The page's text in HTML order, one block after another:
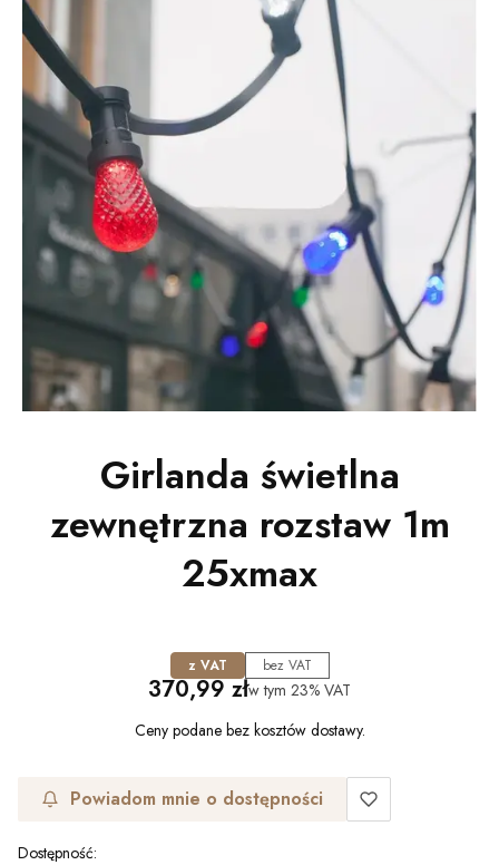
Girlanda świetlna
zewnętrzna rozstaw 1m
25xmax
z VAT bez VAT
Cena
370,99 złw tym 23% VAT
Ceny podane bez kosztów dostawy.
Powiadom mnie o dostępności
Dostępność: